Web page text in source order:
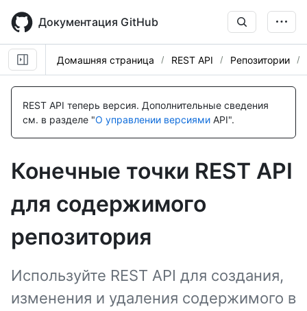
main
content
Документация GitHub
Домашняя страница REST API Репозитории
REST API теперь версия. Дополнительные сведения
см. в разделе "О управлении версиями API".
Конечные точки REST API
для содержимого
репозитория
Используйте REST API для создания,
изменения и удаления содержимого в
Имя., Тип,
Description
Имя., Тип,
Description
Имя., Тип,
Description
Имя., Тип,
Description
Имя., Тип,
Description
Имя., Тип,
Description
Имя., Тип,
Description
Имя., Тип,
Description
Имя., Тип,
Description
Имя., Тип,
Description
Имя., Тип,
Description
Имя., Тип,
Description
Имя., Тип,
Description
Имя., Тип,
Description
Имя., Тип,
Description
Имя., Тип,
Description
Имя., Тип,
Description
Имя., Тип,
Description
Имя., Тип,
Description